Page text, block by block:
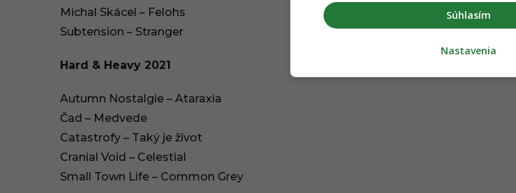
Michal Skácel – Felohs
Subtension – Stranger
Hard & Heavy 2021
Autumn Nostalgie – Ataraxia
Čad – Medvede
Catastrofy – Taký je život
Cranial Void – Celestial
Small Town Life – Common Grey
Súhlasím
Nastavenia